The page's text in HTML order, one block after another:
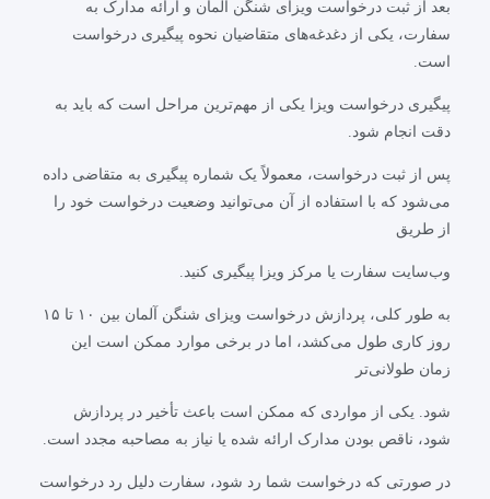
بعد از ثبت درخواست ویزای شنگن آلمان و ارائه مدارک به
سفارت، یکی از دغدغه‌های متقاضیان نحوه پیگیری درخواست
است.
پیگیری درخواست ویزا یکی از مهم‌ترین مراحل است که باید به
دقت انجام شود.
پس از ثبت درخواست، معمولاً یک شماره پیگیری به متقاضی داده
می‌شود که با استفاده از آن می‌توانید وضعیت درخواست خود را
از طریق
وب‌سایت سفارت یا مرکز ویزا پیگیری کنید.
به طور کلی، پردازش درخواست ویزای شنگن آلمان بین ۱۰ تا ۱۵
روز کاری طول می‌کشد، اما در برخی موارد ممکن است این
زمان طولانی‌تر
شود. یکی از مواردی که ممکن است باعث تأخیر در پردازش
شود، ناقص بودن مدارک ارائه شده یا نیاز به مصاحبه مجدد است.
در صورتی که درخواست شما رد شود، سفارت دلیل رد درخواست